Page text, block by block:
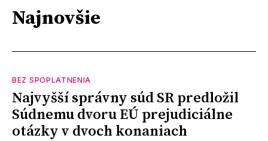
Najnovšie
BEZ SPOPLATNENIA
Najvyšší správny súd SR predložil
Súdnemu dvoru EÚ prejudiciálne
otázky v dvoch konaniach